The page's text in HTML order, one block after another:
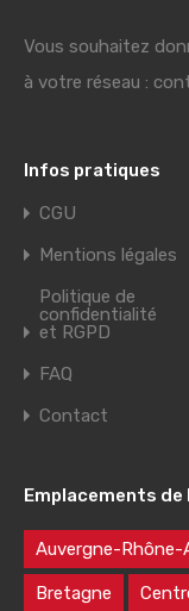
Vous souhaitez
à votre réseau :
Infos pratiques
CGU
Mentions légales
Politique de
confidentialité
et RGPD
FAQ
Contact
Emplacements de
Auvergne-Rhône-
Bretagne